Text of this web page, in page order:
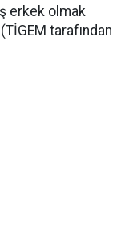
erkek olmak
tarafından